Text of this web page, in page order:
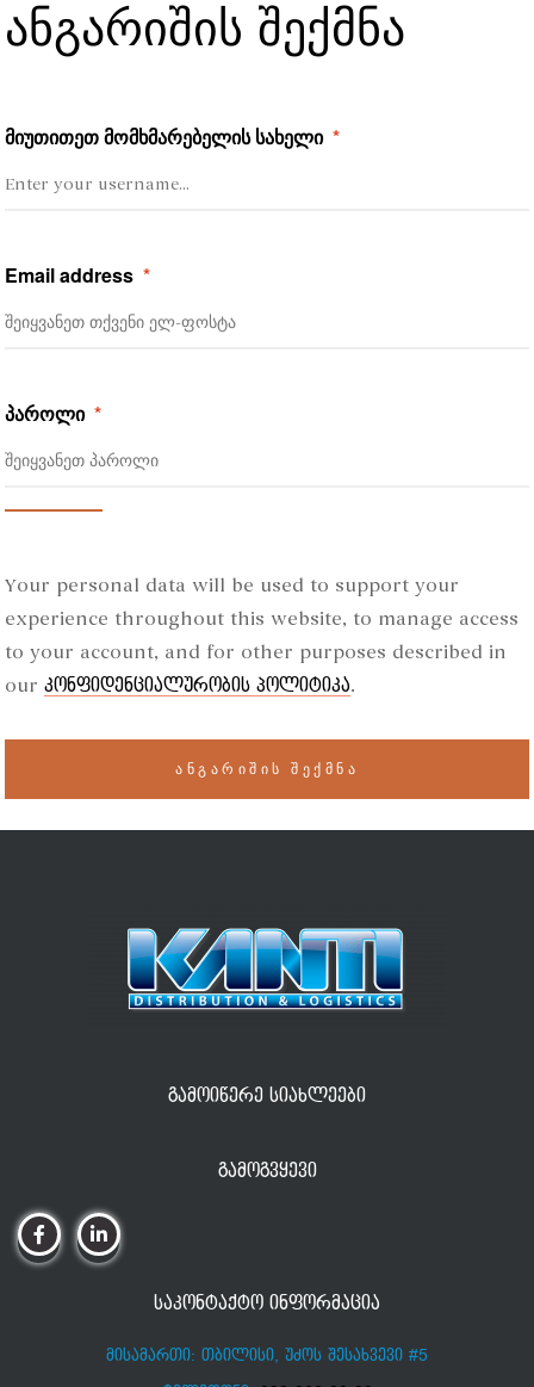
ანგარიშის შექმნა
მიუთითეთ მომხმარებელის სახელი *
Email address *
პაროლი *
Your personal data will be used to support your
experience throughout this website, to manage access
to your account, and for other purposes described in
our კონფიდენციალურობის პოლიტიკა.
ᲐᲜᲒᲐᲠᲘᲨᲘᲡ ᲨᲔᲥᲛᲜᲐ
ᲒᲐᲛᲝᲘᲬᲔᲠᲔ ᲡᲘᲐᲮᲚᲔᲔᲑᲘ
ᲒᲐᲛᲝᲒᲕᲧᲔᲕᲘ
ᲡᲐᲙᲝᲜᲢᲐᲥᲢᲝ ᲘᲜᲤᲝᲠᲛᲐᲪᲘᲐ
მისამართი: თბილისი, უძოს შესახვევი #5